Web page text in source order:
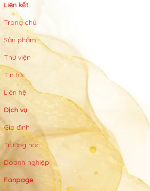
Liên kết
Trang chủ
Sản phẩm
Thư viện
Tin tức
Liên hệ
Dịch vụ
Gia đình
Trường học
Doanh nghiệp
Fanpage